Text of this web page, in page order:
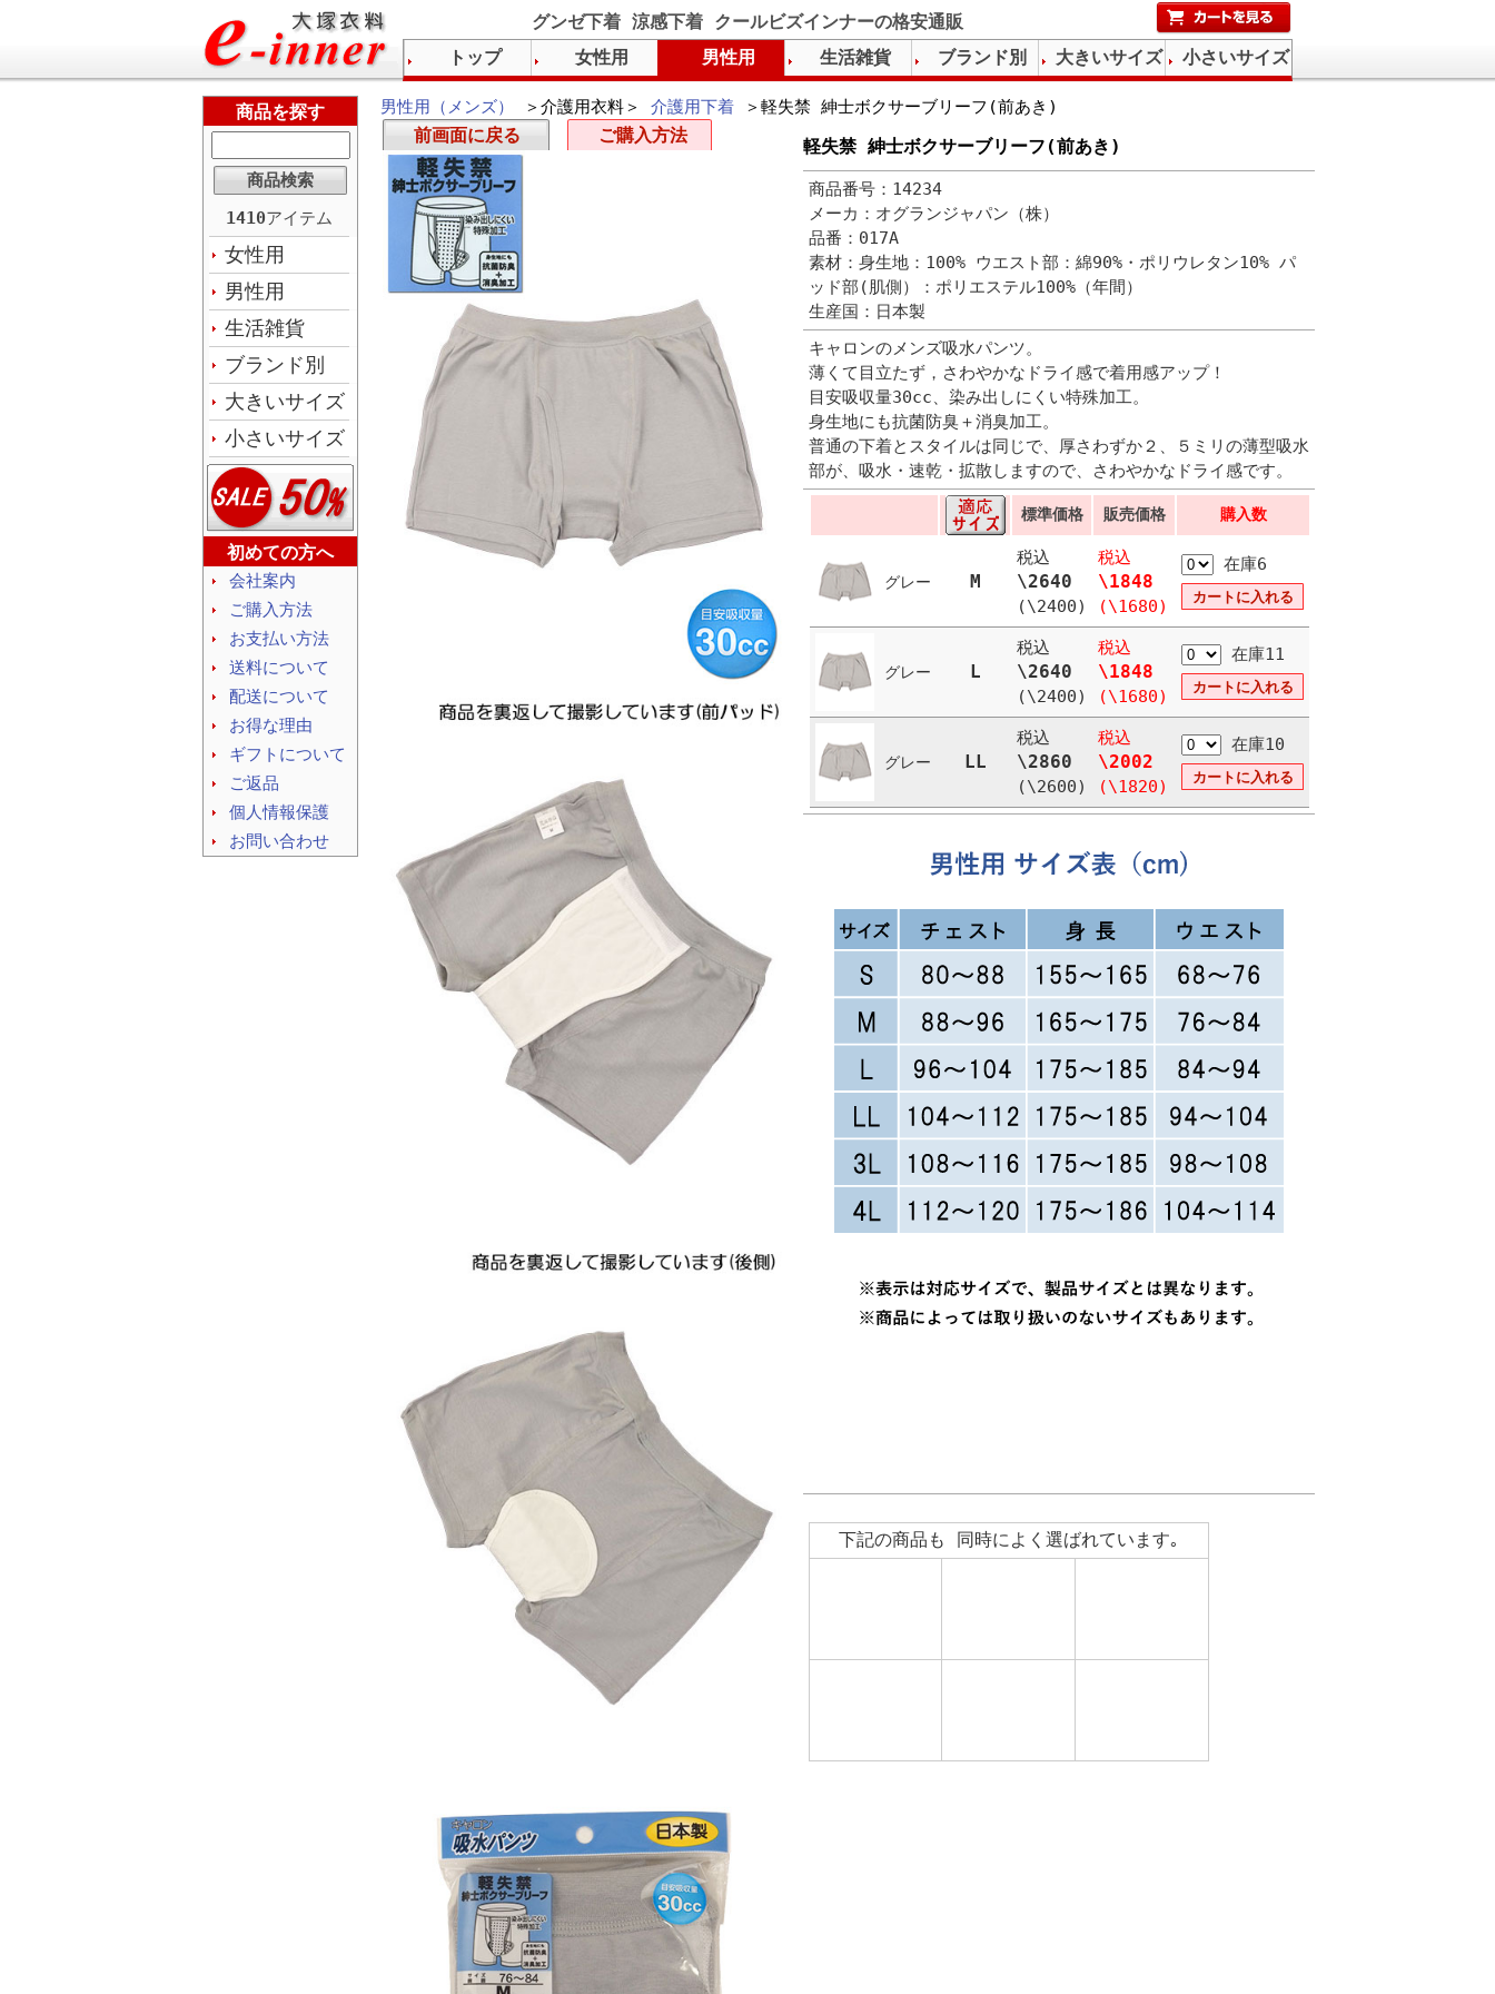
グンゼ下着 涼感下着 クールビズインナーの格安通販
男性用（メンズ） ＞介護用衣料＞ 介護用下着 ＞軽失禁 紳士ボクサーブリーフ(前あき)
軽失禁 紳士ボクサーブリーフ(前あき)
商品番号：14234
メーカ：オグランジャパン（株）
品番：017A
素材：身生地：100% ウエスト部：綿90%・ポリウレタン10% パ
ッド部(肌側）：ポリエステル100%（年間）
生産国：日本製
キャロンのメンズ吸水パンツ。
薄くて目立たず，さわやかなドライ感で着用感アップ！
目安吸収量30cc、染み出しにくい特殊加工。
身生地にも抗菌防臭＋消臭加工。
普通の下着とスタイルは同じで、厚さわずか２、５ミリの薄型吸水
部が、吸水・速乾・拡散しますので、さわやかなドライ感です。
標準価格 販売価格 購入数
グレー M
税込
\2640
(\2400)
税込
\1848
(\1680)
在庫6
グレー L
税込
\2640
(\2400)
税込
\1848
(\1680)
在庫11
グレー LL
税込
\2860
(\2600)
税込
\2002
(\1820)
在庫10
下記の商品も 同時によく選ばれています｡
前画面に戻る ご購入方法
商品を探す
1410アイテム
女性用
男性用
生活雑貨
ブランド別
大きいサイズ
小さいサイズ
初めての方へ
会社案内
ご購入方法
お支払い方法
送料について
配送について
お得な理由
ギフトについて
ご返品
個人情報保護
お問い合わせ
トップ 女性用 男性用 生活雑貨 ブランド別 大きいサイズ 小さいサイズ